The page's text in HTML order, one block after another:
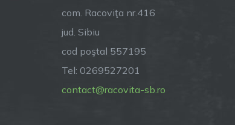
com. Racoviţa nr.416
jud. Sibiu
cod poştal 557195
Tel: 0269527201
contact@racovita-sb.ro